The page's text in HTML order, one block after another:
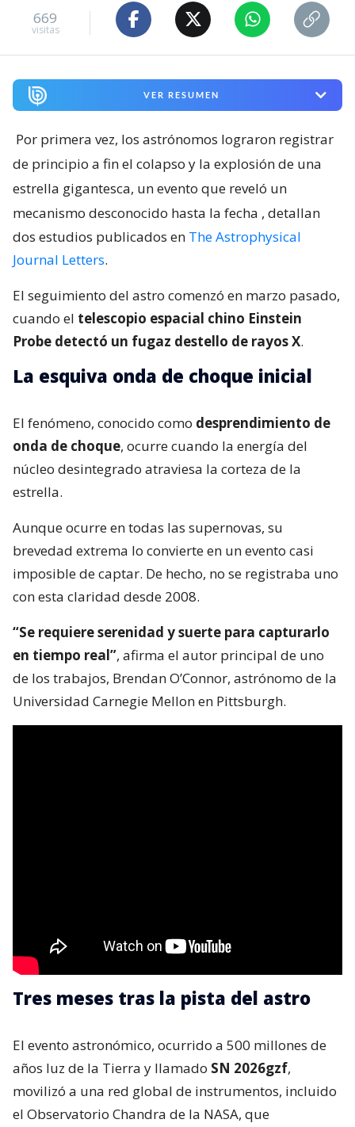
669
visitas
VER RESUMEN
Por primera vez, los astrónomos lograron registrar
de principio a fin el colapso y la explosión de una
estrella gigantesca, un evento que reveló un
mecanismo desconocido hasta la fecha , detallan
dos estudios publicados en The Astrophysical
Journal Letters.
El seguimiento del astro comenzó en marzo pasado,
cuando el telescopio espacial chino Einstein
Probe detectó un fugaz destello de rayos X.
La esquiva onda de choque inicial
El fenómeno, conocido como desprendimiento de
onda de choque, ocurre cuando la energía del
núcleo desintegrado atraviesa la corteza de la
estrella.
Aunque ocurre en todas las supernovas, su
brevedad extrema lo convierte en un evento casi
imposible de captar. De hecho, no se registraba uno
con esta claridad desde 2008.
“Se requiere serenidad y suerte para capturarlo
en tiempo real”, afirma el autor principal de uno
de los trabajos, Brendan O’Connor, astrónomo de la
Universidad Carnegie Mellon en Pittsburgh.
Tres meses tras la pista del astro
El evento astronómico, ocurrido a 500 millones de
años luz de la Tierra y llamado SN 2026gzf,
movilizó a una red global de instrumentos, incluido
el Observatorio Chandra de la NASA, que